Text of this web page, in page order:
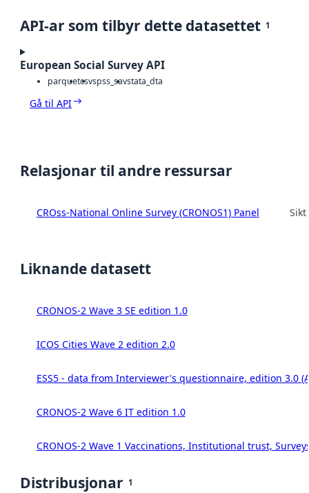
API-ar som tilbyr dette datasettet 1
European Social Survey API
parquetcsvspss_savstata_dta
Gå til API
Relasjonar til andre ressursar
CROss-National Online Survey (CRONOS1) Panel
Liknande datasett
CRONOS-2 Wave 3 SE edition 1.0
ICOS Cities Wave 2 edition 2.0
ESS5 - data from Interviewer's questionnaire, edition 3.0
CRONOS-2 Wave 6 IT edition 1.0
CRONOS-2 Wave 1 Vaccinations, Institutional trust,
Distribusjonar 1